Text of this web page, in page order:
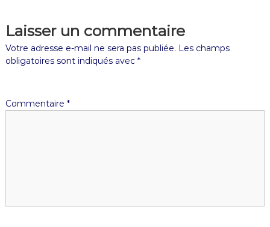
Laisser un commentaire
Votre adresse e-mail ne sera pas publiée. Les champs
obligatoires sont indiqués avec *
Commentaire *